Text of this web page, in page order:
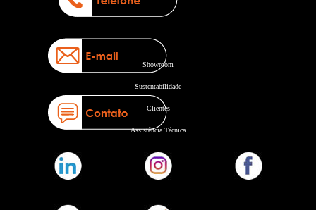
Showroom
Sustentabilidade
Clientes
Assistência Técnica